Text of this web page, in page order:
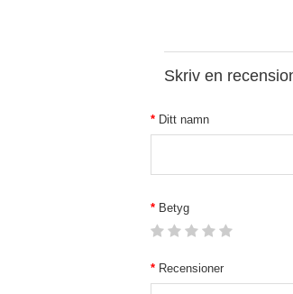
Skriv en
Ditt namn
Betyg
Recensioner